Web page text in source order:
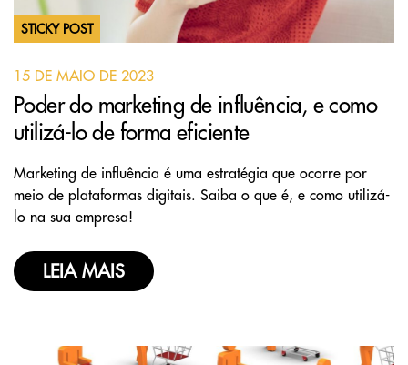
STICKY POST
15 DE MAIO DE 2023
Poder do marketing de influência, e como
utilizá-lo de forma eficiente
Marketing de influência é uma estratégia que ocorre por
meio de plataformas digitais. Saiba o que é, e como utilizá-
lo na sua empresa!
LEIA MAIS